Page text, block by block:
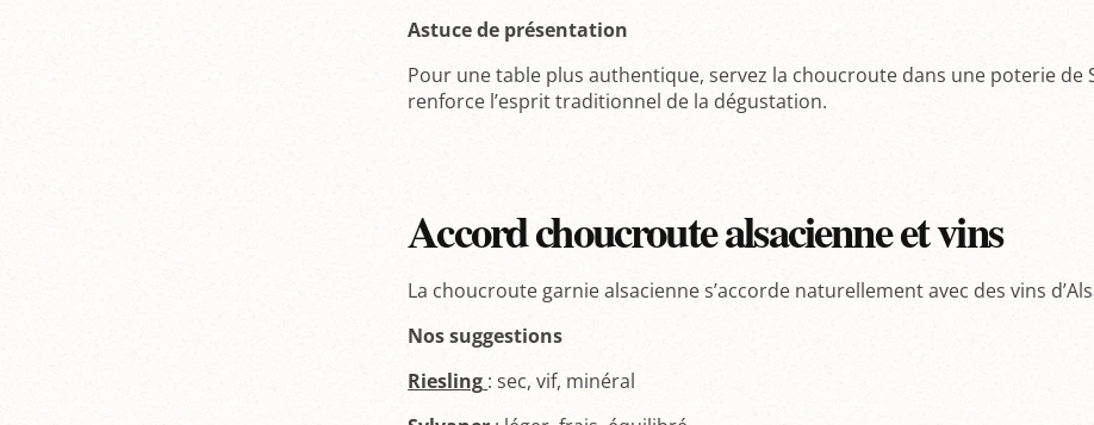
Astuce de présentation
Pour une table plus authentique, servez la choucroute dans une poterie de
renforce l’esprit traditionnel de la dégustation.
Accord choucroute alsacienne et vins
La choucroute garnie alsacienne s’accorde naturellement avec des vins
Nos suggestions
Riesling : sec, vif, minéral